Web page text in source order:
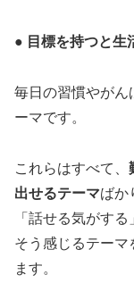
● 目標を持つと生
毎日の習慣やがん
ーマです。
これらはすべて、
出せるテーマばか
「話せる気がす
そう感じるテーマ
ます。